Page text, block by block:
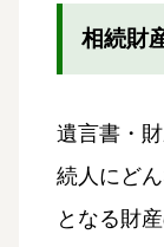
相続財
遺言書・
続人にど
となる財